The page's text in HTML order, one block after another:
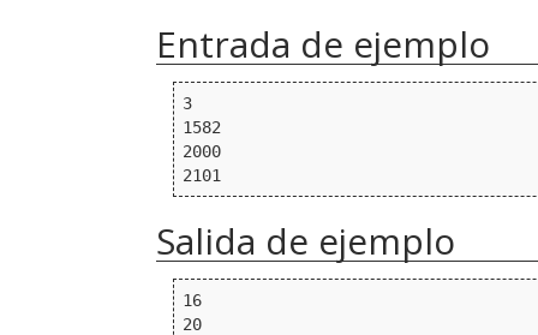
Entrada de ejemplo
3
1582
2000
Salida de ejemplo
16
20